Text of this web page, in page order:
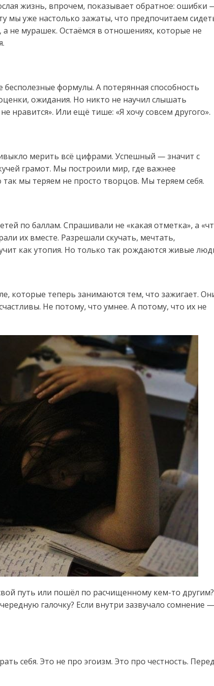
жизнь, впрочем, показывает обратное: ошибки
мы уже настолько зажаты, что предпочитаем
не мурашек. Остаёмся в отношениях, которые не
формулы. А потерянная способность
ожидания. Но никто не научил слышать
нравится». Или ещё тише: «Я хочу совсем другого».
мерить всё цифрами. Успешный — значит с
грамот. Мы построили мир, где важнее
мы теряем не просто творцов. Мы теряем себя.
по баллам. Спрашивали не «какая отметка», а
их вместе. Разрешали скучать, мечтать,
как утопия. Но только так рождаются живые
которые теперь занимаются тем, что зажигает.
Не потому, что умнее. А потому, что их не
путь или пошёл по расчищенному кем-то другим?
галочку? Если внутри зазвучало сомнение —
себя. Это не про эгоизм. Это про честность.